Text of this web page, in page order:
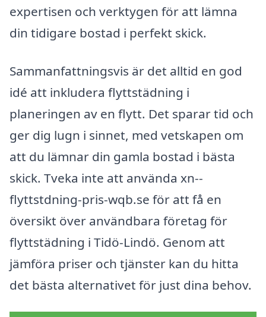
expertisen och verktygen för att lämna
din tidigare bostad i perfekt skick.
Sammanfattningsvis är det alltid en god
idé att inkludera flyttstädning i
planeringen av en flytt. Det sparar tid och
ger dig lugn i sinnet, med vetskapen om
att du lämnar din gamla bostad i bästa
skick. Tveka inte att använda xn--
flyttstdning-pris-wqb.se för att få en
översikt över användbara företag för
flyttstädning i Tidö-Lindö. Genom att
jämföra priser och tjänster kan du hitta
det bästa alternativet för just dina behov.